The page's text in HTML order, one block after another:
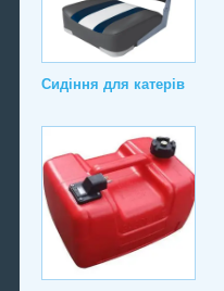
Сидіння для катерів